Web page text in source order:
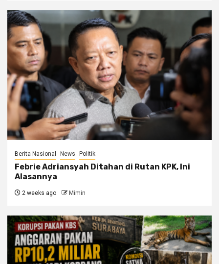
Berita Nasional News Politik
Febrie Adriansyah Ditahan di Rutan KPK, Ini
Alasannya
2 weeks ago Mimin